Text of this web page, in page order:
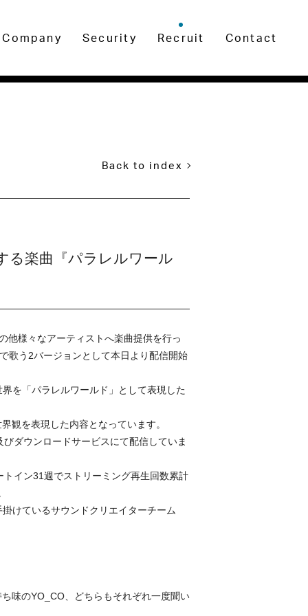
Company Security Recruit Contact
Back to index
る楽曲『パラレルワール
他様々なアーティストへ楽曲提供を行っ
歌う2バージョンとして本日より配信開始
を「パラレルワールド」として表現した
観を表現した内容となっています。
ダウンロードサービスにて配信していま
イン31週でストリーミング再生回数累計
けているサウンドクリエイターチーム
味のYO_CO、どちらもそれぞれ一度聞い